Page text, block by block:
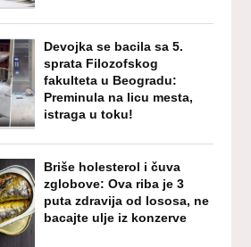
Devojka se bacila sa 5.
sprata Filozofskog
fakulteta u Beogradu:
Preminula na licu mesta,
istraga u toku!
Briše holesterol i čuva
zglobove: Ova riba je 3
puta zdravija od lososa, ne
bacajte ulje iz konzerve